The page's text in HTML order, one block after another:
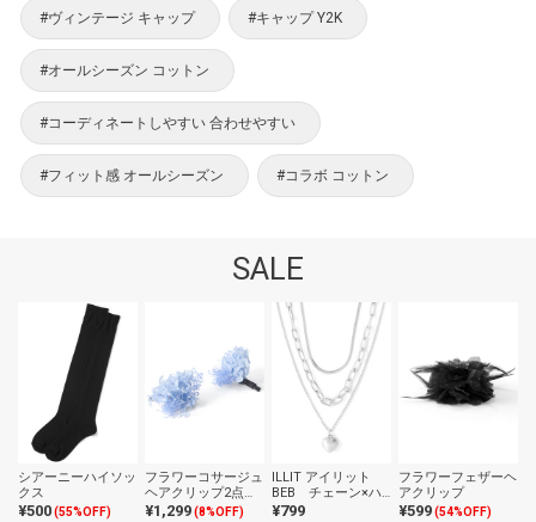
#ヴィンテージ キャップ #キャップ Y2K
#オールシーズン コットン
#コーディネートしやすい 合わせやすい
#フィット感 オールシーズン #コラボ コットン
SALE
シアーニーハイソッ
クス
¥500(55%OFF)
フラワーコサージュ
ヘアクリップ2点セ
ット
¥1,299(8%OFF)
ILLIT アイリット
BEB チェーン×ハ
ートネックレス3点
¥799
フラワーフェザーヘ
アクリップ
¥599(54%OFF)